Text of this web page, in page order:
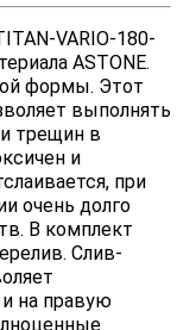
VARIO-180-
ASTONE.
формы. Этот
выполнять
трещин в
и
при
очень долго
В комплект
Слив-
на правую